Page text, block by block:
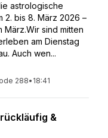
astrologische
2. bis 8. März 2026 –
sind mitten
am Dienstag
Auch wen...
288• 18:41
&